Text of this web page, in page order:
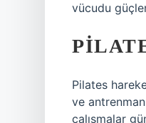
vücudu
Pilates
ve
çalışmalar